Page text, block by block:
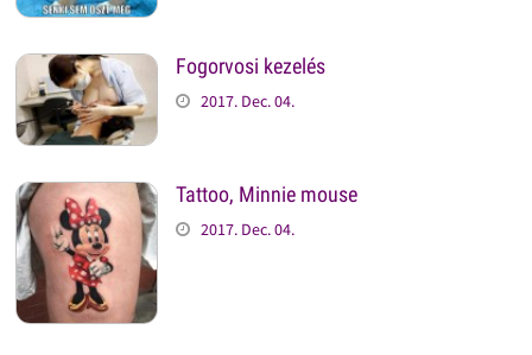
Fogorvosi kezelés
2017. Dec. 04.
Tattoo, Minnie mouse
2017. Dec. 04.